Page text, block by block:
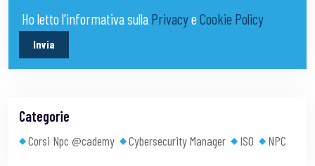
Ho letto l'informativa sulla PrivacyeCookie Policy
Invia
Categorie
Corsi Npc @cademy Cybersecurity Manager ISO NPC